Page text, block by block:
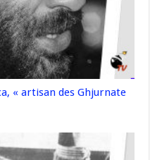
« artisan des Ghjurnate